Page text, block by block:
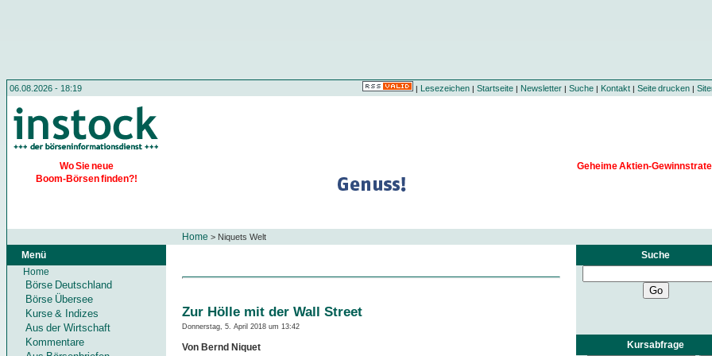
06.08.2026 - 18:19 | Lesezeichen| Startseite| Newsletter| Suche| Kontakt| Seite drucken |
Wo Sie neue
Boom-Börsen finden?!
Geheime Aktien-
Home > Niquets Welt
Menü
Home
Börse Deutschland
Börse Übersee
Kurse & Indizes
Aus der Wirtschaft
Kommentare
Suche
Kursabfrage
Zur Hölle mit der Wall Street
Donnerstag, 5. April 2018 um 13:42
Von Bernd Niquet